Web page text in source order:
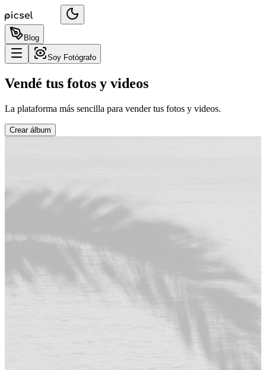
Blog
Soy Fotógrafo
Vendé tus fotos y videos
La plataforma más sencilla para vender tus fotos y videos.
Crear álbum